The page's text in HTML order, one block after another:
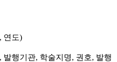
연도)
발행기관, 학술지명, 권호, 발행